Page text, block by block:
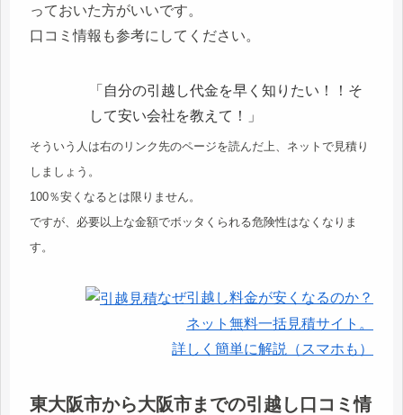
っておいた方がいいです。
口コミ情報も参考にしてください。
「自分の引越し代金を早く知りたい！！そ
して安い会社を教えて！」
そういう人は右のリンク先のページを読んだ上、ネットで見積り
しましょう。
100％安くなるとは限りません。
ですが、必要以上な金額でボッタくられる危険性はなくなりま
す。
なぜ引越し料金が安くなるのか？
ネット無料一括見積サイト。
詳しく簡単に解説（スマホも）
東大阪市から大阪市までの引越し口コミ情